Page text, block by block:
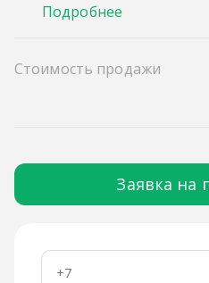
Подробнее
Стоимость продажи
Заявка на